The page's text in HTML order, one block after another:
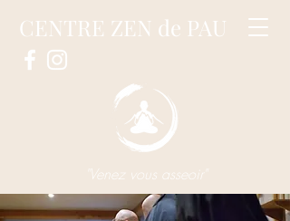
CENTRE ZEN de PAU
"Venez vous asseoir"